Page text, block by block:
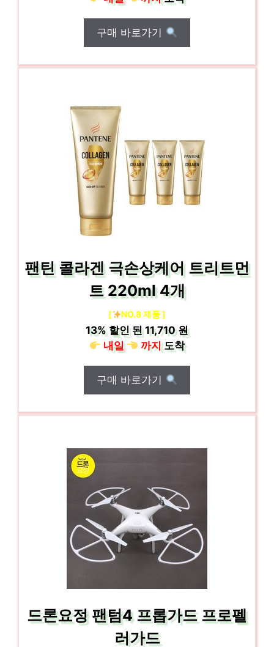
구매 바로가기
팬틴 콜라겐 극손상케어 트리트먼
트 220ml 4개
[ NO.8 제품 ]
13%할인 된11,710 원
내일
까지도착
구매 바로가기
드론요정 팬텀4 프롭가드 프로펠
러가드